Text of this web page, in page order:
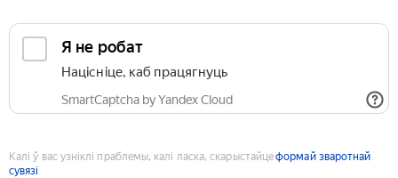
Я не робат
Націсніце, каб працягнуць
SmartCaptcha by Yandex Cloud
Калі ў вас узніклі праблемы, калі ласка, скарыстайцеформай зваротнай
сувязі